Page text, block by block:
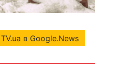
в Google.News